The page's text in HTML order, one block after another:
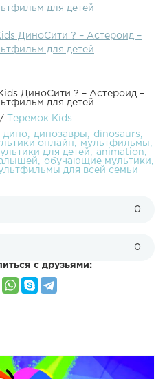
для детей
ДиноСити ? – Астероид –
для детей
ДиноСити ? – Астероид –
для детей
/
Теремок Kids
дино динозавры
dinosaurs
онлайн
мультфильмы
для детей
animation
обучающие мультики
для всей семьи
0
0
с друзьями: